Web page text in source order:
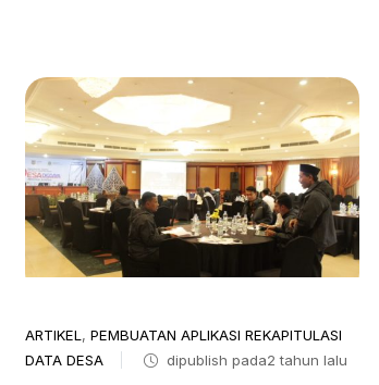
ARTIKEL , PEMBUATAN APLIKASI REKAPITULASI
DATA DESA
dipublish pada2 tahun lalu